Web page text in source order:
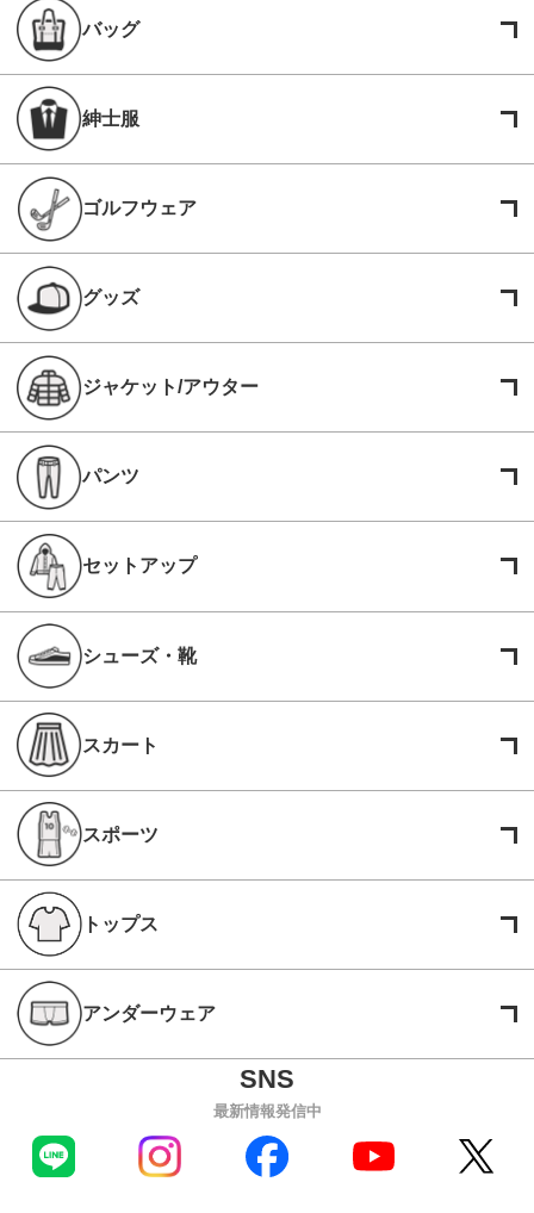
バッグ
紳士服
ゴルフウェア
グッズ
ジャケット/アウター
パンツ
セットアップ
シューズ・靴
スカート
スポーツ
トップス
アンダーウェア
最新情報発信中